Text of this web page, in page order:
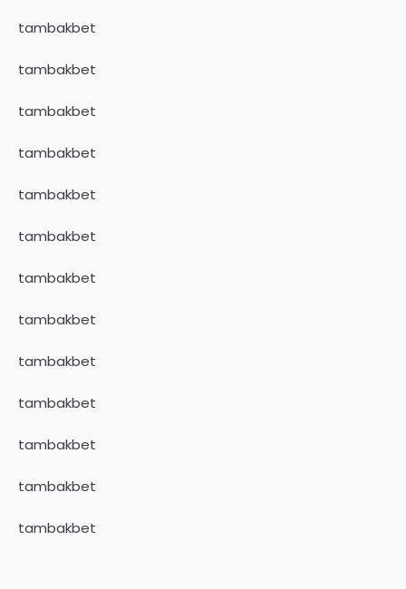
tambakbet
tambakbet
tambakbet
tambakbet
tambakbet
tambakbet
tambakbet
tambakbet
tambakbet
tambakbet
tambakbet
tambakbet
tambakbet